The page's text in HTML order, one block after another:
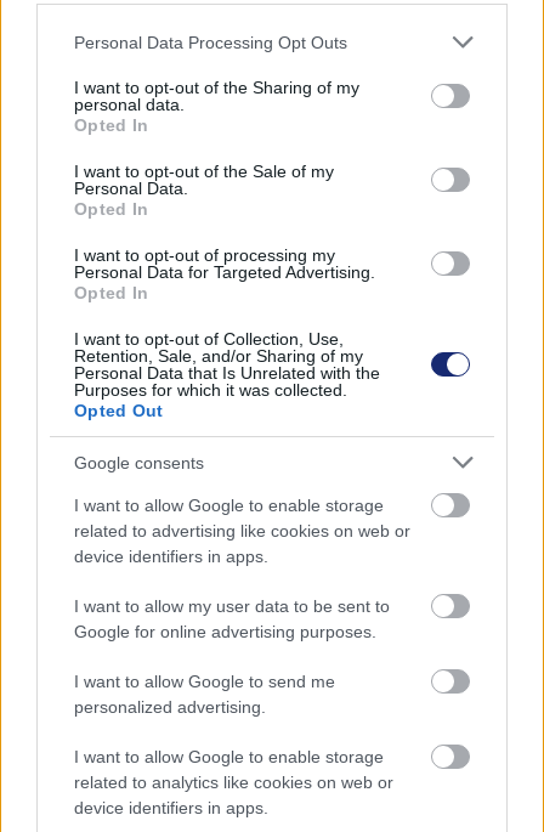
Please note that this website/app uses one or more Google
not limited to your visit or usage behaviour. You may click to
grant or deny consent to Google and its third-party tags to
use your data for below specified purposes in below Google
consent section.
Personal Data Processing Opt Outs
I want to opt-out of the Sharing of my
personal data.
Opted In
I want to opt-out of the Sale of my
Personal Data.
Opted In
I want to opt-out of processing my
Personal Data for Targeted Advertising.
Opted In
I want to opt-out of Collection, Use,
Retention, Sale, and/or Sharing of my
Personal Data that Is Unrelated with the
Purposes for which it was collected.
Opted Out
Google consents
I want to allow Google to enable storage
related to advertising like cookies on web or
device identifiers in apps.
I want to allow my user data to be sent to
Google for online advertising purposes.
I want to allow Google to send me
personalized advertising.
I want to allow Google to enable storage
related to analytics like cookies on web or
device identifiers in apps.
Hozzászólások
A BYD Seagull minden idők
legolcsóbb tisztán elektromos
személyautója kíván lenni
Zöldpálya.hu|2024 március 7. 16:30
A kínai gyártó árban is próbál versenyezni
A világ legjobb eladási mutatóit produkáló EV-gyártó a
héten villantotta meg eddigi legolcsóbb tisztán
elektromos autóját. A BYD Seagull EV Honor Edition ára
9700 dollárról (adó nélkül 3,5 millió forint) fog indulni,
A lépés már csak azért is meglepő, mert az
árversenyben a gyártó nemcsak azonos hajtással bíró